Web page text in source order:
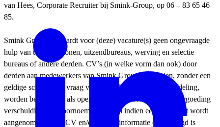
van Hees, Corporate Recruiter bij Smink-Group, op 06 – 83 65 46
85.
Smink Group aanvaardt voor (deze) vacature(s) geen ongevraagde
hulp van tussenpersonen, uitzendbureaus, werving en selectie
bureaus of andere derden. CV’s (in welke vorm dan ook) door
derden aan medewerkers van Smink Group verzonden, zonder een
geldige schriftelijke vraag van onze HR / Recruitment afdeling,
worden beschouwd als openbare informatie. Er is geen vergoeding
verschuldigd aan voornoemde partijen indien een kandidaat wordt
aangenomen wiens CV en/of andere informatie ongevraagd is